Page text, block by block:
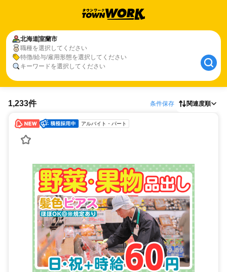
北海道室蘭市
職種を選択してください
特徴/給与/雇用形態を選択してください
キーワードを選択してください
1,233件 条件保存 関連度順
アルバイト・パート